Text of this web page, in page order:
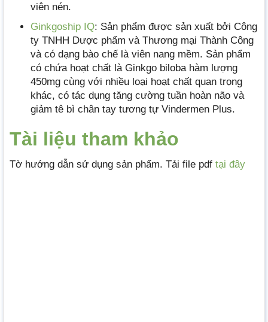
viên nén.
Ginkgoship IQ: Sản phẩm được sản xuất bởi Công
ty TNHH Dược phẩm và Thương mại Thành Công
và có dạng bào chế là viên nang mềm. Sản phẩm
có chứa hoạt chất là Ginkgo biloba hàm lượng
450mg cùng với nhiều loại hoạt chất quan trọng
khác, có tác dụng tăng cường tuần hoàn não và
giảm tê bì chân tay tương tự Vindermen Plus.
Tài liệu tham khảo
Tờ hướng dẫn sử dụng sản phẩm. Tải file pdf tại đây